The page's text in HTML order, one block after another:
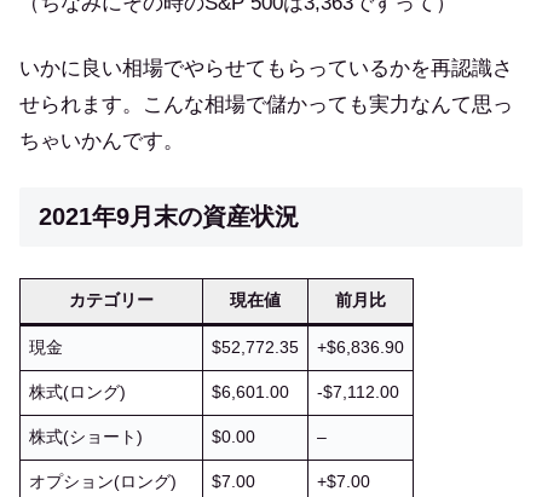
いかに良い相場でやらせてもらっているかを再認識さ
せられます。こんな相場で儲かっても実力なんて思っ
ちゃいかんです。
2021年9月末の資産状況
カテゴリー 現在値 前月比
現金 $52,772.35 +$6,836.90
株式(ロング) $6,601.00 -$7,112.00
株式(ショート) $0.00 –
オプション(ロング) $7.00 +$7.00